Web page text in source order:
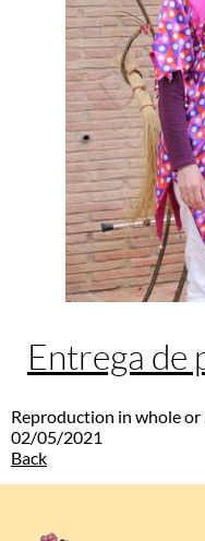
Entrega de
Reproduction in whole
02/05/2021
Back